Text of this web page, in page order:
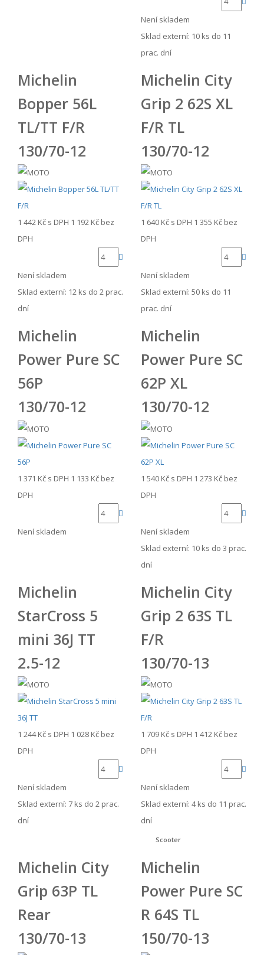
Není skladem
Sklad externí: 10 ks do 11
prac. dní
Michelin
Bopper 56L
TL/TT F/R
130/70-12
1 442 Kč s DPH 1 192 Kč bez
DPH
Není skladem
Sklad externí: 12 ks do 2 prac.
dní
Michelin City
Grip 2 62S XL
F/R TL
130/70-12
1 640 Kč s DPH 1 355 Kč bez
DPH
Není skladem
Sklad externí: 50 ks do 11
prac. dní
Michelin
Power Pure SC
56P
130/70-12
1 371 Kč s DPH 1 133 Kč bez
DPH
Není skladem
Michelin
Power Pure SC
62P XL
130/70-12
1 540 Kč s DPH 1 273 Kč bez
DPH
Není skladem
Sklad externí: 10 ks do 3 prac.
dní
Michelin
StarCross 5
mini 36J TT
2.5-12
1 244 Kč s DPH 1 028 Kč bez
DPH
Není skladem
Sklad externí: 7 ks do 2 prac.
dní
Michelin City
Grip 2 63S TL
F/R
130/70-13
1 709 Kč s DPH 1 412 Kč bez
DPH
Není skladem
Sklad externí: 4 ks do 11 prac.
dní
Scooter
Michelin City
Grip 63P TL
Rear
130/70-13
Michelin
Power Pure SC
R 64S TL
150/70-13